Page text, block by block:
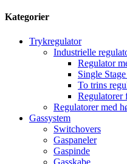
Kategorier
Trykregulator
Industrielle
Regulator
Single
To trins
Regulatorer
Regulatorer med
Gassystem
Switchovers
Gaspaneler
Gaspinde
Gasskabe